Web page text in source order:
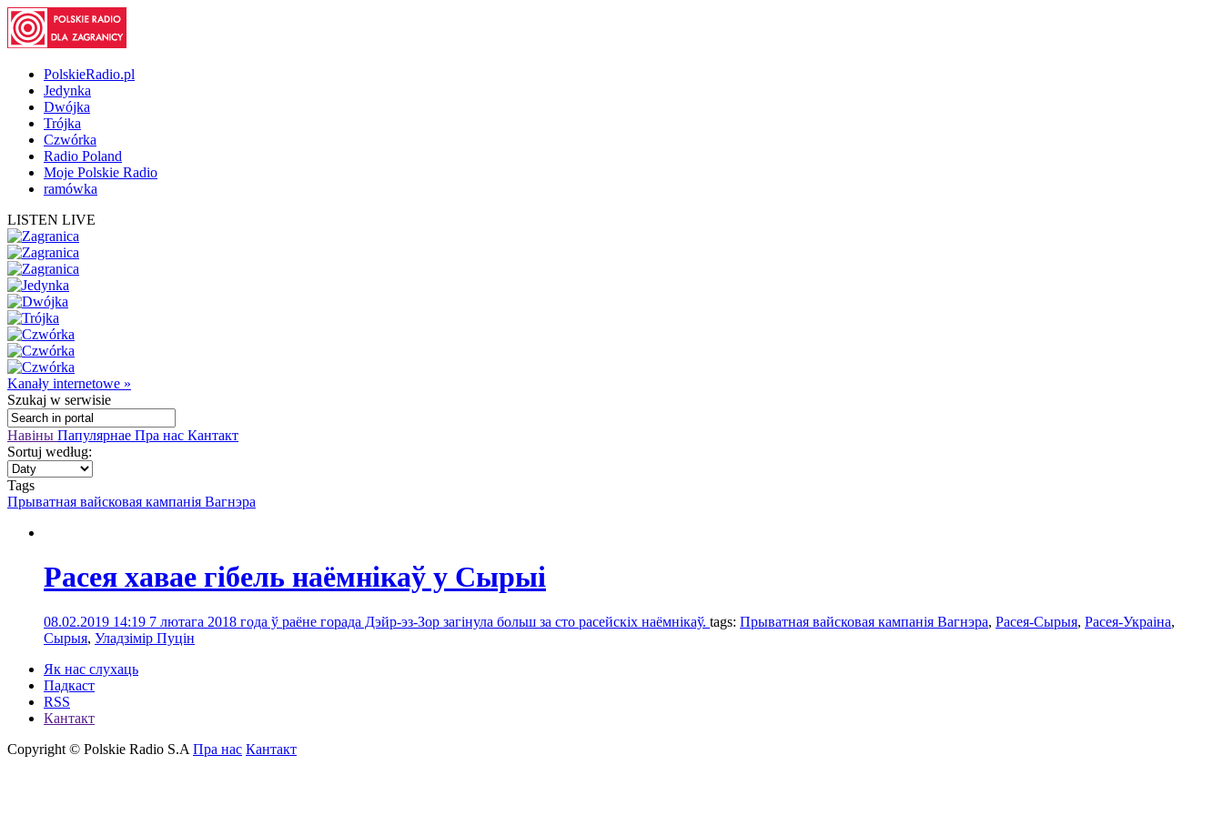
PolskieRadio.pl
Jedynka
Dwójka
Trójka
Czwórka
Radio Poland
Moje Polskie Radio
ramówka
LISTEN LIVE
Kanały internetowe »
Szukaj w serwisie
Навіны Папулярнае Пра нас Кантакт
Sortuj według:
Tags
Прыватная вайсковая кампанія Вагнэра
Расея хавае гібель наёмнікаў у Сырыі
08.02.2019 14:19 7 лютага 2018 года ў раёне горада Дэйр-эз-Зор загінула больш за сто расейскіх наёмнікаў. tags: Прыватная вайсковая кампанія Вагнэра, Расея-Сырыя, Расея-Украіна,
Сырыя, Уладзімір Пуцін
Як нас слухаць
Падкаст
RSS
Кантакт
Copyright © Polskie Radio S.A Пра нас Кантакт